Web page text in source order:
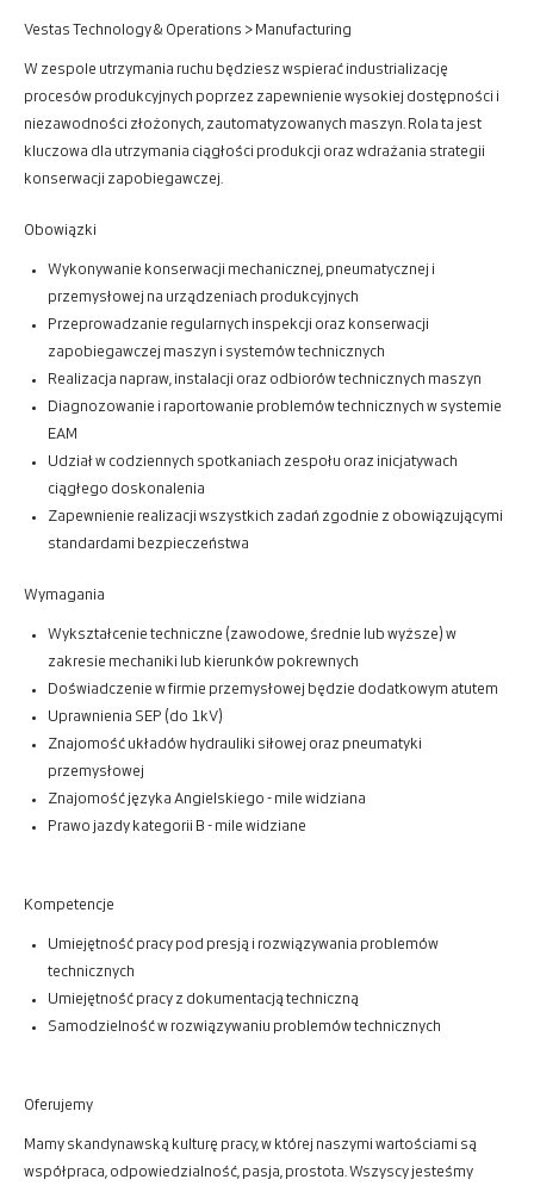
Vestas Technology & Operations > Manufacturing
W zespole utrzymania ruchu będziesz wspierać industrializację
procesów produkcyjnych poprzez zapewnienie wysokiej dostępności i
niezawodności złożonych, zautomatyzowanych maszyn. Rola ta jest
kluczowa dla utrzymania ciągłości produkcji oraz wdrażania strategii
konserwacji zapobiegawczej.
Obowiązki
Wykonywanie konserwacji mechanicznej, pneumatycznej i
przemysłowej na urządzeniach produkcyjnych
Przeprowadzanie regularnych inspekcji oraz konserwacji
zapobiegawczej maszyn i systemów technicznych
Realizacja napraw, instalacji oraz odbiorów technicznych maszyn
Diagnozowanie i raportowanie problemów technicznych w systemie
EAM
Udział w codziennych spotkaniach zespołu oraz inicjatywach
ciągłego doskonalenia
Zapewnienie realizacji wszystkich zadań zgodnie z obowiązującymi
standardami bezpieczeństwa
Wymagania
Wykształcenie techniczne (zawodowe, średnie lub wyższe) w
zakresie mechaniki lub kierunków pokrewnych
Doświadczenie w firmie przemysłowej będzie dodatkowym atutem
Uprawnienia SEP (do 1kV)
Znajomość układów hydrauliki siłowej oraz pneumatyki
przemysłowej
Znajomość języka Angielskiego - mile widziana
Prawo jazdy kategorii B - mile widziane
Kompetencje
Umiejętność pracy pod presją i rozwiązywania problemów
technicznych
Umiejętność pracy z dokumentacją techniczną
Samodzielność w rozwiązywaniu problemów technicznych
Oferujemy
Mamy skandynawską kulturę pracy, w której naszymi wartościami są
współpraca, odpowiedzialność, pasja, prostota. Wszyscy jesteśmy